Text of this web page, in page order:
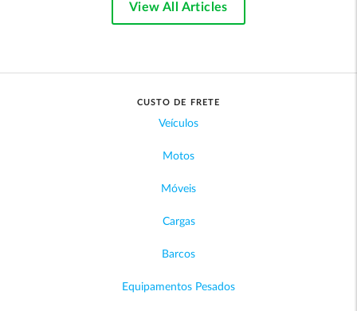
View All Articles
CUSTO DE FRETE
Veículos
Motos
Móveis
Cargas
Barcos
Equipamentos Pesados